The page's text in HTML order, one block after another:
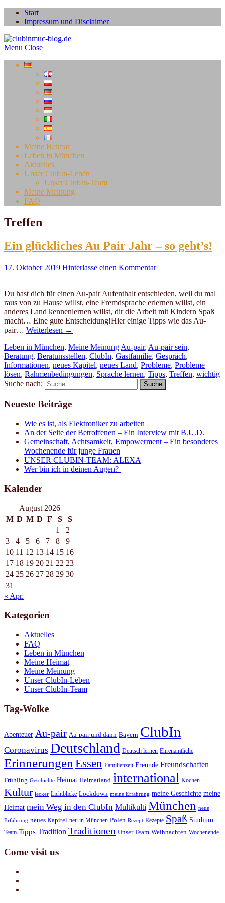
Start
Impressum und Disclaimer
Menu Close
Meine Heimat
Leben in München
Aktuelles
Unser ClubIn-Leben
Unser ClubIn-Team
Meine Meinung
FAQ
Treffen
Ein glückliches Au Pair Jahr – so geht’s!
17. Oktober 2019 Hinterlasse einen Kommentar
Du hast dich für einen Au-pair Aufenthalt entschieden, weil du mal
raus von zu Hause willst, eine Fremdsprache erlernen willst, ein
anderes Land kennenlernen willst, dir die Arbeit mit Kindern Spaß
macht… Eine gute Entscheidung!Hier einige Tipps wie das Au-
pair… Weiterlesen →
Leben in München, Meine Meinung Au-pair, Au-pair sein,
Beratung, Beratunsstellen, ClubIn, Gastfamilie, Gespräch,
Informationen, neues Kapitel, neues Land, Probleme, Probleme
lösen, Rahmenbedingungen, Sprache lernen, Tipps, Treffen, wichtig
Suche nach:
Neueste Beiträge
Wie es ist, als Elektroniker zu arbeiten
An der Seite der Betroffenen – Ein Interview mit B.U.D.
Gemeinschaft, Achtsamkeit, Empowerment – Ein besonderes
Wochenende für junge Frauen
UNSER CLUBIN-TEAM: ALEXA
Wer bin ich in deinen Augen?
Kalender
August 2026
M D M D F S
S
1
2
3
4 5 6 7 8
9
10 11 12 13 14 15 16
17 18 19 20 21 22 23
24 25 26 27 28 29 30
31
« Apr.
Kategorien
Aktuelles
FAQ
Leben in München
Meine Heimat
Meine Meinung
Unser ClubIn-Leben
Unser ClubIn-Team
Tag-Wolke
Abenteuer Au-pair Au-pair und dann Bayern ClubIn
Coronavirus Deutschland Deutsch lernen Ehrenamtliche
ErinnerungenEssen Familienzeit Freunde Freundschaften
Frühling Geschichte Heimat Heimatland international Kochen
Kultur lecker Lichtblicke Lockdown meine Erfahrung meine Geschichte meine
Heimat mein Weg in den ClubIn Multikulti München neue
Erfahrung neues Kapitel neu in München Polen Rezept Rezepte Spaß Studium
Team Tipps Tradition Traditionen Unser Team Weihnachten Wochenende
Come visit us